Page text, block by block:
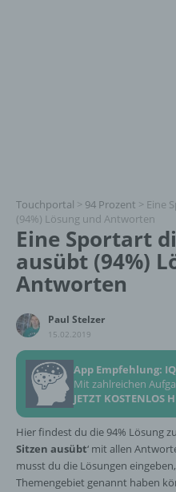
Touchportal > 94 Prozent > Eine
(94%) Lösung und Antworten
Eine Sportart
ausübt (94%)
Antworten
Paul Stelzer
15.02.2019
App Empfehlung:
Mit zahlreichen
JETZT KOSTENLOS
Hier findest du die 94% Lösung zu
Sitzen ausübt‘ mit allen
musst du die Lösungen
Themengebiet genannt haben